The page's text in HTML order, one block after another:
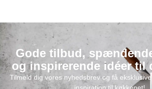
Gode tilbud,
og inspirerende idéer til
Tilmeld dig vores nyhedsbrev og få